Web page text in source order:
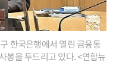
한국은행에서 열린 금융통
봉을 두드리고 있다. <연합뉴